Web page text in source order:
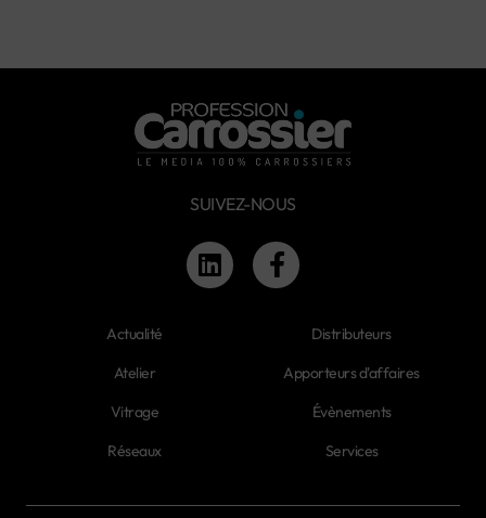
SUIVEZ-NOUS
Actualité
Atelier
Vitrage
Réseaux
Distributeurs
Apporteurs d'affaires
Évènements
Services